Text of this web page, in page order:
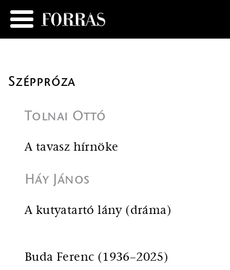
Széppróza
Tolnai Ottó
A tavasz hírnöke
Háy János
A kutyatartó lány (dráma)
Buda Ferenc (1936–2025)